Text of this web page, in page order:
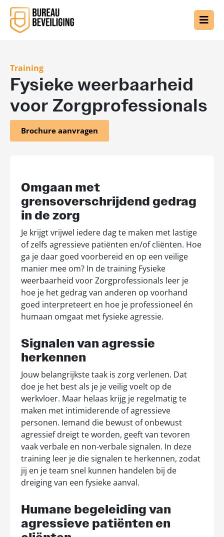
Training
Fysieke weerbaarheid
voor Zorgprofessionals
Brochure aanvragen
Omgaan met
grensoverschrijdend gedrag
in de zorg
Je krijgt vrijwel iedere dag te maken met lastige
of zelfs agressieve patiënten en/of cliënten. Hoe
ga je daar goed voorbereid en op een veilige
manier mee om? In de training Fysieke
weerbaarheid voor Zorgprofessionals leer je
hoe je het gedrag van anderen op voorhand
goed interpreteert en hoe je professioneel én
humaan omgaat met fysieke agressie.
Signalen van agressie
herkennen
Jouw belangrijkste taak is zorg verlenen. Dat
doe je het best als je je veilig voelt op de
werkvloer. Maar helaas krijg je regelmatig te
maken met intimiderende of agressieve
personen. Iemand die bewust of onbewust
agressief dreigt te worden, geeft van tevoren
vaak verbale en non-verbale signalen. In deze
training leer je die signalen te herkennen, zodat
jij en je team snel kunnen handelen bij de
dreiging van een fysieke aanval.
Humane begeleiding van
agressieve patiënten en